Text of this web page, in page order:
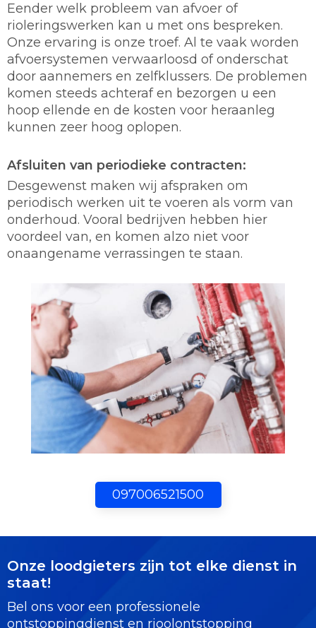
097006521500
Eender welk probleem van afvoer of
rioleringswerken kan u met ons bespreken.
Onze ervaring is onze troef. Al te vaak worden
afvoersystemen verwaarloosd of onderschat
door aannemers en zelfklussers. De problemen
komen steeds achteraf en bezorgen u een
hoop ellende en de kosten voor heraanleg
kunnen zeer hoog oplopen.
Afsluiten van periodieke contracten:
Desgewenst maken wij afspraken om
periodisch werken uit te voeren als vorm van
onderhoud. Vooral bedrijven hebben hier
voordeel van, en komen alzo niet voor
onaangename verrassingen te staan.
Onze loodgieters zijn tot elke dienst in
staat!
Bel ons voor een professionele
ontstoppingdienst en rioolontstopping